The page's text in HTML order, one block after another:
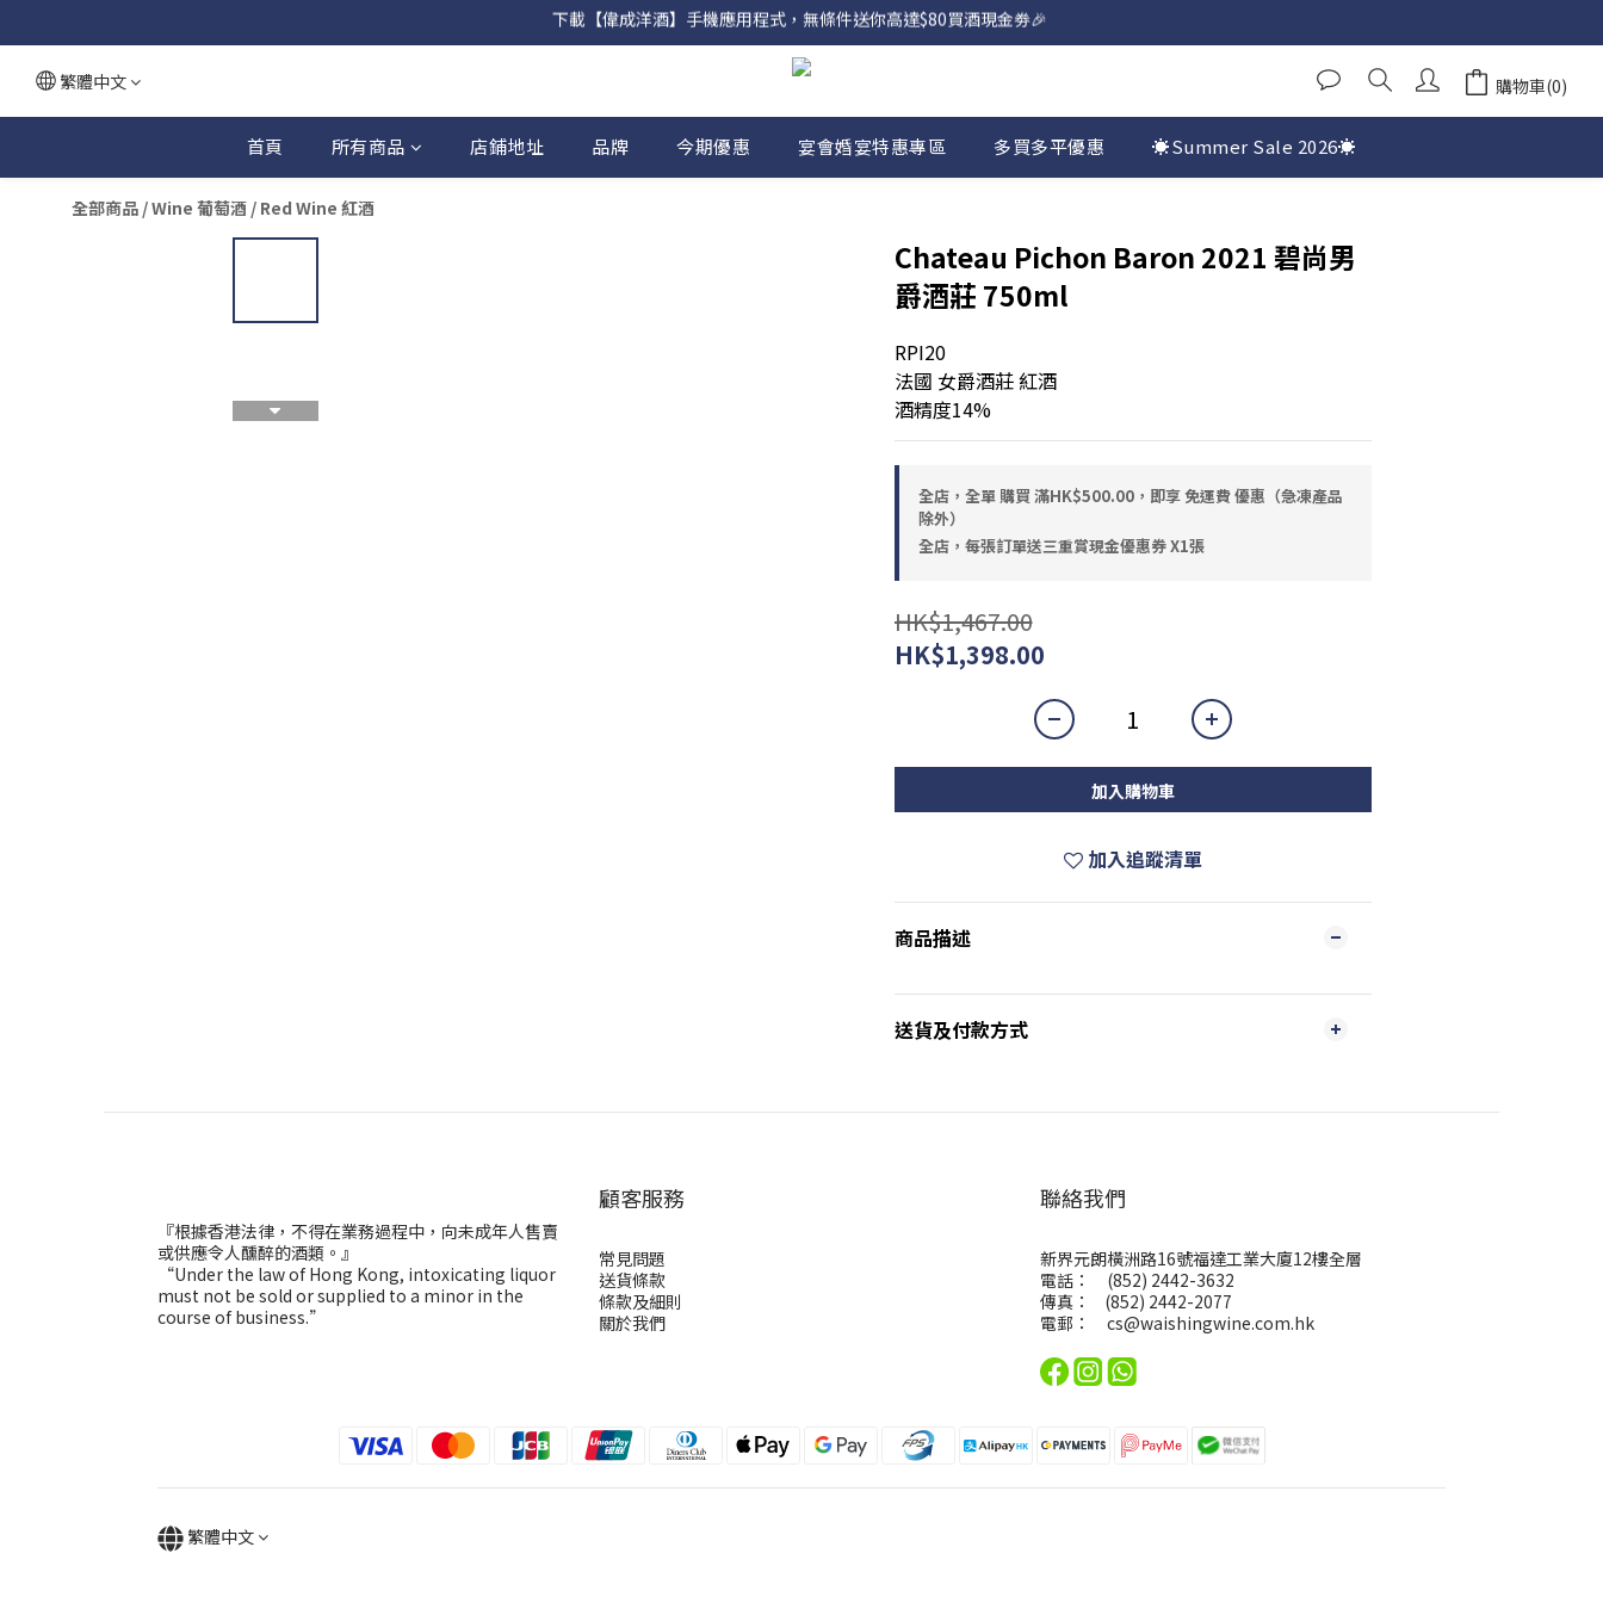
網店購滿 $500 即享免費送貨服務📦
下載【偉成洋酒】手機應用程式，無條件送你高達$80買酒現金劵🎉
網店購滿 $500 即享免費送貨服務📦
繁體中文
購物車(0)
首頁 所有商品 店鋪地址 品牌 今期優惠 宴會婚宴特惠專區 多買多平優惠 ☀️Summer Sale 2026☀️
全部商品 /Wine 葡萄酒 / Red Wine 紅酒
Chateau Pichon Baron 2021 碧尚男
爵酒莊 750ml
RPI20
法國 女爵酒莊 紅酒
酒精度14%
全店，全單 購買 滿HK$500.00，即享 免運費 優惠（急凍產品
除外）
全店，每張訂單送三重賞現金優惠券 X1張
HK$1,467.00
HK$1,398.00
加入購物車
加入追蹤清單
商品描述
送貨及付款方式
『根據香港法律，不得在業務過程中，向未成年人售賣
或供應令人醺醉的酒類。』
“Under the law of Hong Kong, intoxicating liquor
must not be sold or supplied to a minor in the
course of business.”
顧客服務
常見問題
送貨條款
條款及細則
關於我們
聯絡我們
新界元朗橫洲路16號福達工業大廈12樓全層
電話： (852) 2442-3632
傳真： (852) 2442-2077
電郵： cs@waishingwine.com.hk
繁體中文